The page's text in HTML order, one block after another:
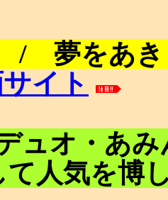
/ 夢をあ
イト
ュオ・あ
人気を博